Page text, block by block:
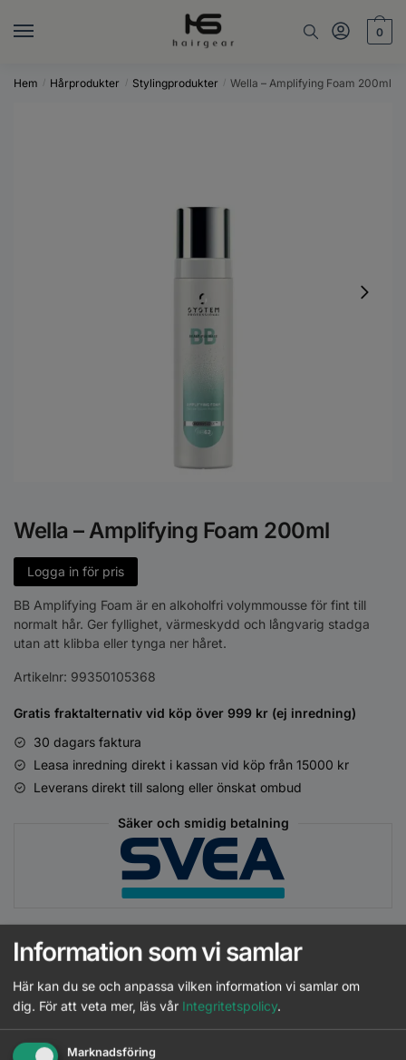
0
Hem / Hårprodukter / Stylingprodukter / Wella – Amplifying Foam 200ml
Wella – Amplifying Foam 200ml
Logga in för pris
BB Amplifying Foam är en alkoholfri volymmousse för fint till
normalt hår. Ger fyllighet, värmeskydd och långvarig stadga
utan att klibba eller tynga ner håret.
Artikelnr: 99350105368
Gratis fraktalternativ vid köp över 999 kr (ej inredning)
30 dagars faktura
Leasa inredning direkt i kassan vid köp från 15000 kr
Leverans direkt till salong eller önskat ombud
Säker och smidig betalning
Beskrivning
Information som vi samlar
Här kan du se och anpassa vilken information vi samlar om
dig. För att veta mer, läs vår Integritetspolicy.
Marknadsföring